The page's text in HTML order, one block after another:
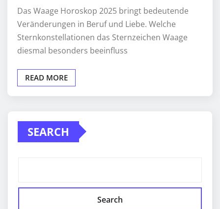
Das Waage Horoskop 2025 bringt bedeutende
Veränderungen in Beruf und Liebe. Welche
Sternkonstellationen das Sternzeichen Waage
diesmal besonders beeinfluss
READ MORE
SEARCH
Search